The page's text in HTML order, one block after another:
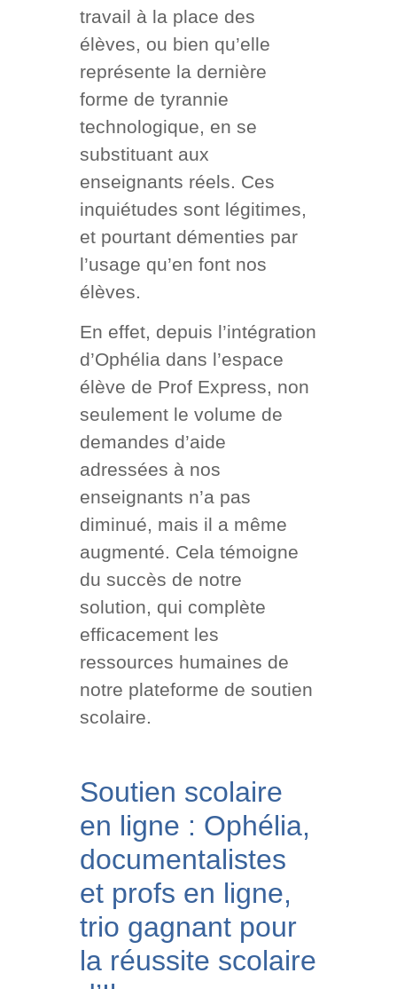
travail à la place des
élèves, ou bien qu’elle
représente la dernière
forme de tyrannie
technologique, en se
substituant aux
enseignants réels. Ces
inquiétudes sont légitimes,
et pourtant démenties par
l’usage qu’en font nos
élèves.
En effet, depuis l’intégration
d’Ophélia dans l’espace
élève de Prof Express, non
seulement le volume de
demandes d’aide
adressées à nos
enseignants n’a pas
diminué, mais il a même
augmenté. Cela témoigne
du succès de notre
solution, qui complète
efficacement les
ressources humaines de
notre plateforme de soutien
scolaire.
Soutien scolaire
en ligne : Ophélia,
documentalistes
et profs en ligne,
trio gagnant pour
la réussite scolaire